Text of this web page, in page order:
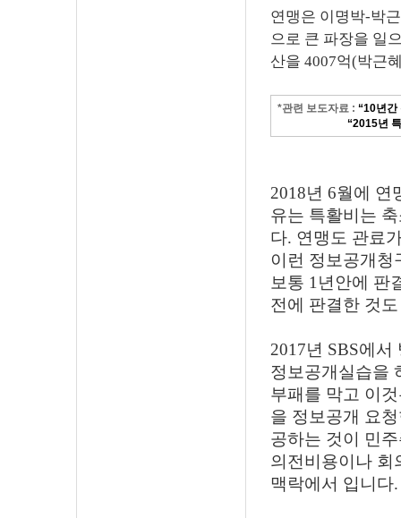
연맹은 이명박-박
으로 큰 파장을 일
산을 4007억(박근
*관련 보도자료 : “10년간
“2015년
2018년 6월에 연
유는 특활비는
다. 연맹도 관료
이런 정보공개청
보통 1년안에 판
전에 판결한 것
2017년 SBS에
정보공개실습을
부패를 막고 이
을 정보공개 요
공하는 것이 민
의전비용이나 회
맥락에서 입니다